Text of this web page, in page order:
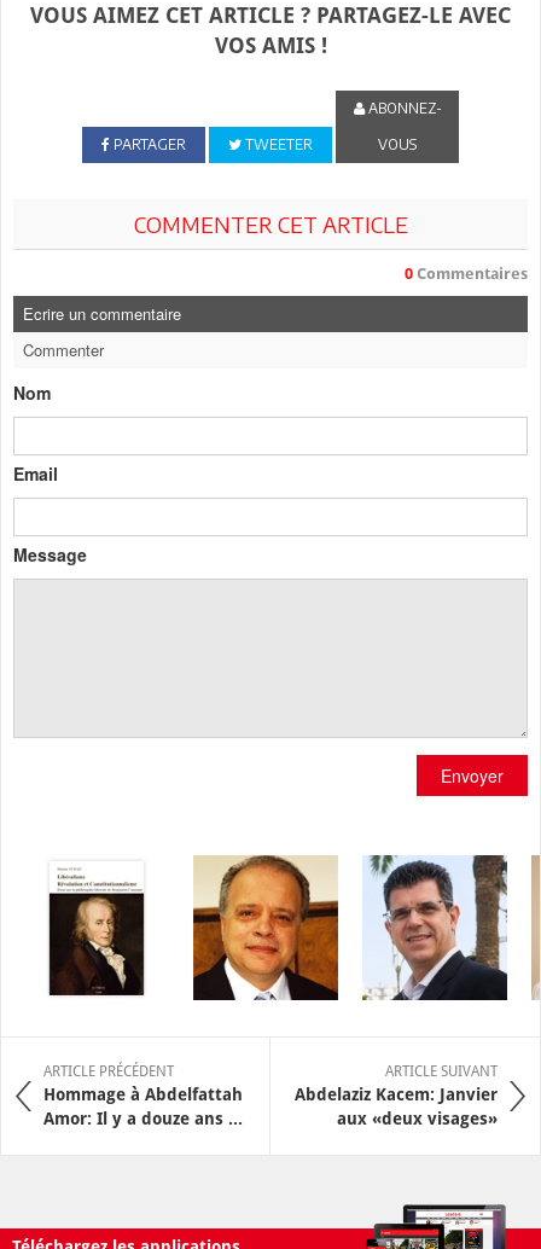
VOUS AIMEZ CET ARTICLE ? PARTAGEZ-LE AVEC
VOS AMIS !
PARTAGER TWEETER
ABONNEZ-
VOUS
COMMENTER CET ARTICLE
0 Commentaires
Ecrire un commentaire
Commenter
Nom
Email
Message
Envoyer
ARTICLE PRÉCÉDENT
Hommage à Abdelfattah
Amor: Il y a douze ans ...
ARTICLE SUIVANT
Abdelaziz Kacem: Janvier
aux «deux visages»